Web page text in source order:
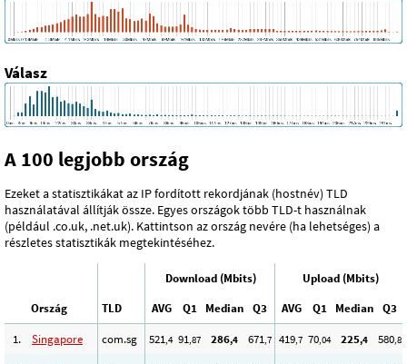
Válasz
A 100 legjobb ország
Ezeket a statisztikákat az IP fordított rekordjának (hostnév) TLD
használatával állítják össze. Egyes országok több TLD-t használnak
(például .co.uk, .net.uk). Kattintson az ország nevére (ha lehetséges) a
részletes statisztikák megtekintéséhez.
Download (Mbits)
Upload (Mbits)
Ország
TLD AVG Q1 Median Q3 AVG Q1 Median Q3
1.
Singapore com.sg 521,4 91,87 286,4 671,7 419,7 70,04 225,4 580,8